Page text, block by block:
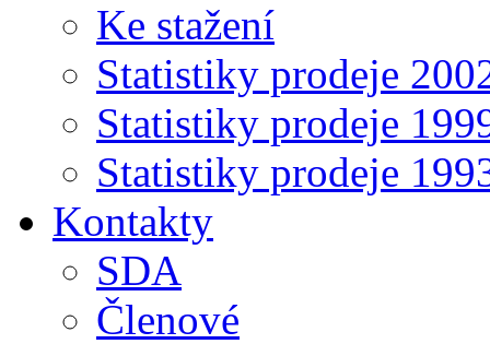
Ke stažení
Statistiky prodeje
Statistiky prodeje
Statistiky prodeje
Kontakty
SDA
Členové